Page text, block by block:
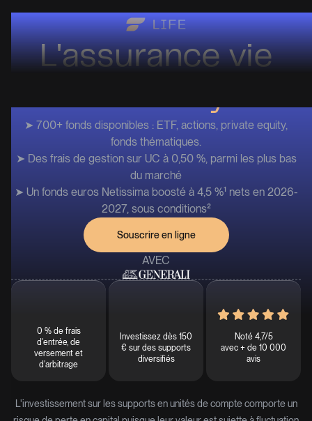
L'assurance vie
➤ 700+ fonds disponibles : ETF, actions, private equity,
fonds thématiques.
➤ Des frais de gestion sur UC à 0,50 %, parmi les plus bas
du marché
➤ Un fonds euros Netissima boosté à 4,5 %¹ nets en 2026-
2027, sous conditions²
Souscrire en ligne
AVEC
0 % de frais
d'entrée, de
versement et
d'arbitrage
Investissez dès 150
€ sur des supports
diversifiés
Noté 4,7/5
avec + de 10 000
avis
L'investissement sur les supports en unités de compte comporte un